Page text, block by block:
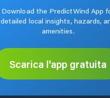
Download the PredictWind App
detailed local insights, hazards,
amenities.
Scarica l'app gratuita